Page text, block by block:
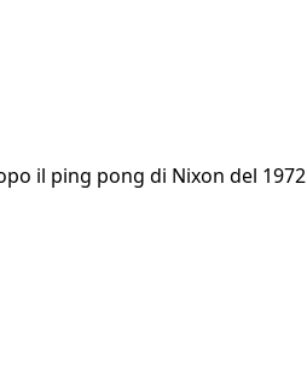
il ping pong di Nixon del 1972